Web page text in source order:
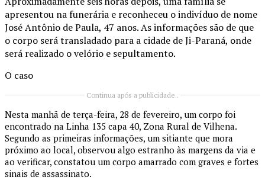
apresentou na funerária e reconheceu o indivíduo de nome
José Antônio de Paula, 47 anos. As informações são de que
o corpo será transladado para a cidade de Ji-Paraná, onde
será realizado o velório e sepultamento.
O caso
Continua após a publicidade..
Nesta manhã de terça-feira, 28 de fevereiro, um corpo foi
encontrado na Linha 135 capa 40, Zona Rural de Vilhena.
Segundo as primeiras informações, um sitiante que mora
próximo ao local, observou algo estranho às margens da via e
ao verificar, constatou um corpo amarrado com graves e fortes
sinais de assassinato.